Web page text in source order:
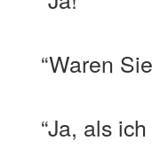
“Waren
“Ja, als